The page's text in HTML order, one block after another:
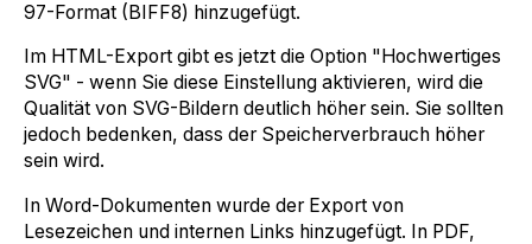
97-Format (BIFF8) hinzugefügt.
Im HTML-Export gibt es jetzt die Option "Hochwertiges
SVG" - wenn Sie diese Einstellung aktivieren, wird die
Qualität von SVG-Bildern deutlich höher sein. Sie sollten
jedoch bedenken, dass der Speicherverbrauch höher
sein wird.
In Word-Dokumenten wurde der Export von
Lesezeichen und internen Links hinzugefügt. In PDF,